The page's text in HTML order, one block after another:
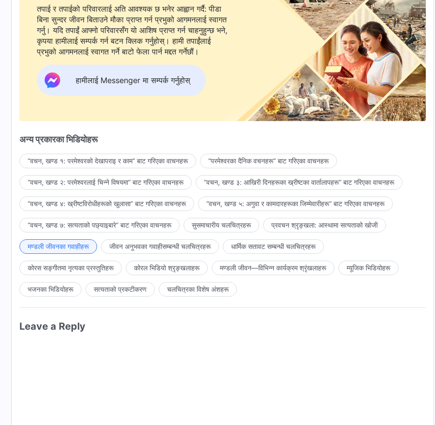
तपाई र तपाईको परिवारलाई अति आवश्यक छ भनेर आह्वान गर्दै: पीडा
बिना सुन्दर जीवन बिताउने मौका प्राप्त गर्न प्रभुको आगमनलाई स्वागत
गर्नु। यदि तपाईं आफ्नो परिवारसँग यो आशिष प्राप्त गर्न चाहनुहुन्छ भने,
कृपया हामीलाई सम्पर्क गर्न बटन क्लिक गर्नुहोस्। हामी तपाईंलाई
प्रभुको आगमनलाई स्वागत गर्ने बाटो फेला पार्न मद्दत गर्नेछौं।
हामीलाई Messenger मा सम्पर्क गर्नुहोस्
अन्य प्रकारका भिडियोहरू
“वचन, खण्ड १: परमेश्‍वरको देखापराइ र काम” बाट गरिएका वाचनहरू “परमेश्‍वरका दैनिक वचनहरू” बाट गरिएका वाचनहरू
“वचन, खण्ड २: परमेश्‍वरलाई चिन्‍ने विषयमा” बाट गरिएका वाचनहरू “वचन, खण्ड ३: आखिरी दिनहरूका ख्रीष्टका वार्तालापहरू” बाट गरिएका वाचनहरू
“वचन, खण्ड ४: ख्रीष्टविरोधीहरूको खुलासा” बाट गरिएका वाचनहरू “वचन, खण्ड ५: अगुवा र कामदारहरूका जिम्‍मेवारीहरू” बाट गरिएका वाचनहरू
“वचन, खण्ड ७: सत्यताको पछ्याइबारे” बाट गरिएका वाचनहरू सुसमाचारीय चलचित्रहरू प्रवचन श्रृङ्खला: आस्थामा सत्यताको खोजी
मण्डली जीवनका गवाहीहरू जीवन अनुभवका गवाहीसम्‍बन्धी चलचित्रहरू धार्मिक सतावट सम्‍बन्धी चलचित्रहरू
कोरस सङ्गीतमा नृत्यका प्रस्तुतिहरू कोरल भिडियो श्रृङ्खलाहरू मण्डली जीवन—विभिन्‍न कार्यक्रम श्रृंखलाहरू म्यूजिक भिडियोहरू
भजनका भिडियोहरू सत्यताको प्रकटीकरण चलचित्रका विशेष अंशहरू
Leave a Reply